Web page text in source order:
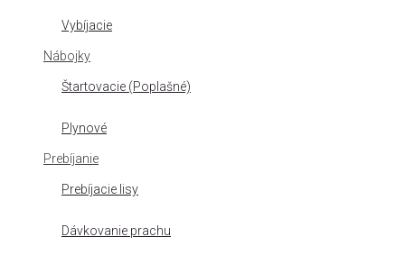
Vybíjacie
Nábojky
Štartovacie (Poplašné)
Plynové
Prebíjanie
Prebíjacie lisy
Dávkovanie prachu